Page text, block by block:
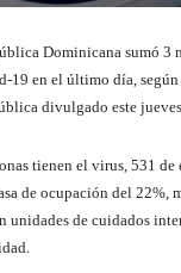
Dominicana sumó 3
19 en el último día,
divulgado este
tienen el virus, 531 de
de ocupación del 22%,
unidades de cuidados